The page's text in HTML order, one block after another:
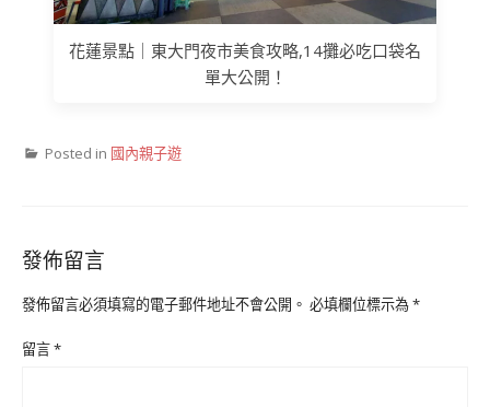
花蓮景點｜東大門夜市美食攻略,14攤必吃口袋名
單大公開！
Posted in 國內親子遊
發佈留言
發佈留言必須填寫的電子郵件地址不會公開。 必填欄位標示為*
留言*